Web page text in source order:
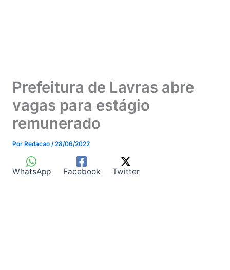
Prefeitura de Lavras abre
vagas para estágio
remunerado
Por Redacao /28/06/2022
WhatsApp Facebook Twitter